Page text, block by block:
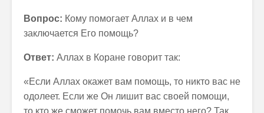
Вопрос: Кому помогает Аллах и в чем
заключается Его помощь?
Ответ: Аллах в Коране говорит так:
«Если Аллах окажет вам помощь, то никто вас не
одолеет. Если же Он лишит вас своей помощи,
то кто же сможет помочь вам вместо него? Так